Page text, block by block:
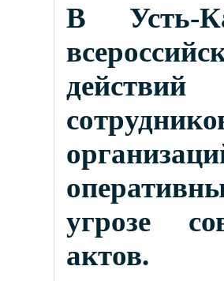
В Усть-
действий
угрозе
актов.